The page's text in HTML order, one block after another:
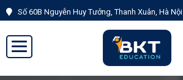
Số 60B Nguyễn Huy Tưởng, Thanh Xuân, Hà Nội